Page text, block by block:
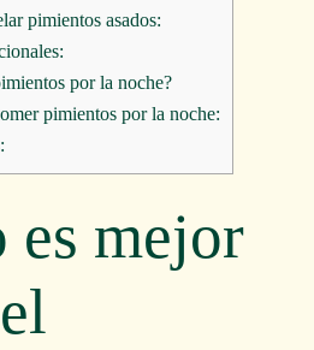
pimientos asados:
por la noche?
pimientos por la noche:
es mejor